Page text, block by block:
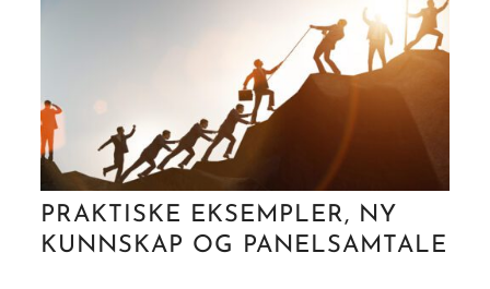
PRAKTISKE EKSEMPLER, NY
KUNNSKAP OG PANELSAMTALE